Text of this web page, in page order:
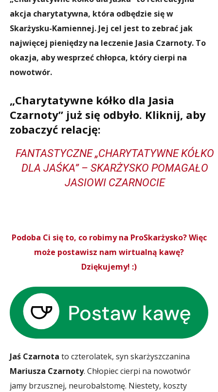
akcja charytatywna, która odbędzie się w
Skarżysku-Kamiennej. Jej cel jest to zebrać jak
najwięcej pieniędzy na leczenie Jasia Czarnoty. To
okazja, aby wesprzeć chłopca, który cierpi na
nowotwór.
„Charytatywne kółko dla Jasia
Czarnoty” już się odbyło. Kliknij, aby
zobaczyć relację:
FANTASTYCZNE „CHARYTATYWNE KÓŁKO
DLA JAŚKA” – SKARŻYSKO POMAGAŁO
JASIOWI CZARNOCIE
Podoba Ci się to, co robimy na ProSkarżysko? Więc
może postawisz nam wirtualną kawę?
Dziękujemy! :)
Jaś Czarnota to czterolatek, syn skarżyszczanina
Mariusza Czarnoty. Chłopiec cierpi na nowotwór
jamy brzusznej, neurobalstomę. Niestety, koszty